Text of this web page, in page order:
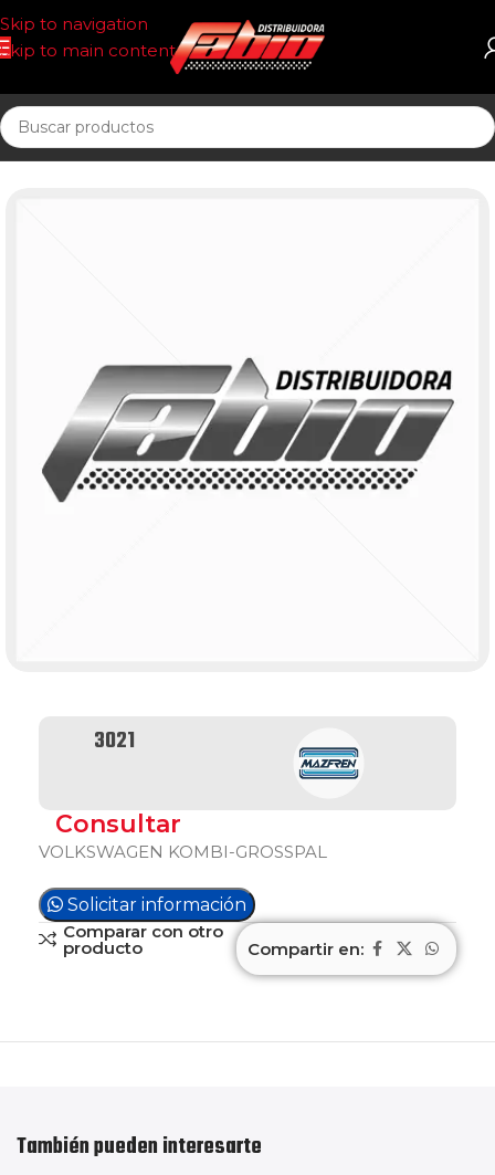
Skip to navigation
Skip to main content
Inicio PASTILLAS DE FRENO
3021
Consultar
VOLKSWAGEN KOMBI-GROSSPAL
Solicitar información
Comparar con otro
producto Compartir en:
También pueden interesarte